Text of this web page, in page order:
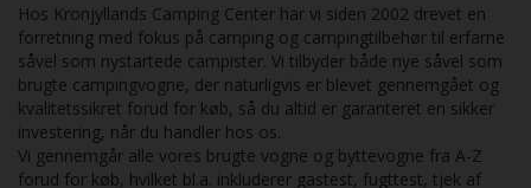
Hos Kronjyllands Camping Center har vi siden 2002 drevet en
forretning med fokus på camping og campingtilbehør til erfarne
såvel som nystartede campister. Vi tilbyder både nye såvel som
brugte campingvogne, der naturligvis er blevet gennemgået og
kvalitetssikret forud for køb, så du altid er garanteret en sikker
investering, når du handler hos os.
Vi gennemgår alle vores brugte vogne og byttevogne fra A-Z
forud for køb, hvilket bl.a. inkluderer gastest, fugttest, tjek af